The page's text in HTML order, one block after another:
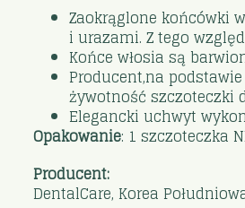
Zaokrąglone końcówki
i urazami. Z tego
Końce włosia są
Producent,na
żywotność szczoteczki
Elegancki uchwyt
Opakowanie: 1 szczoteczka
Producent:
DentalCare, Korea